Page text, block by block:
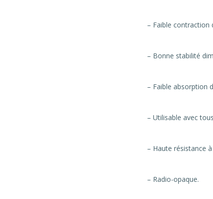
– Faible contraction
– Bonne stabilité
– Faible absorption
– Utilisable avec
– Haute résistance à
– Radio-opaque.